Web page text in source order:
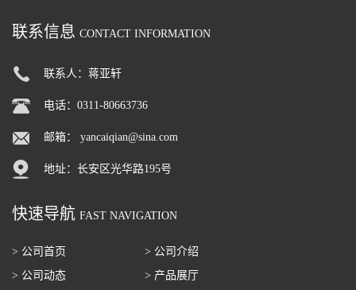
联系信息 CONTACT INFORMATION
联系人：蒋亚轩
电话：0311-80663736
邮箱： yancaiqian@sina.com
地址：长安区光华路195号
快速导航 FAST NAVIGATION
> 公司首页
> 公司介绍
> 公司动态
> 产品展厅